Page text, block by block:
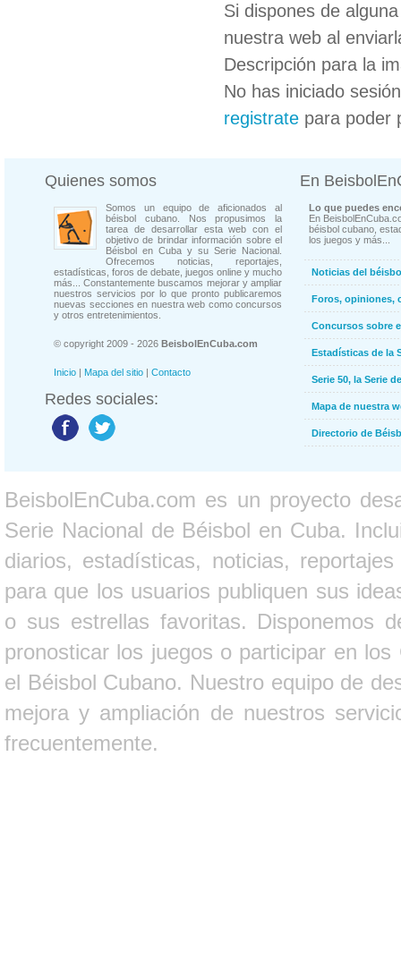
Si dispones de
nuestra web al
Descripción para la
No has iniciado
registrate para poder
Quienes somos
Somos un equipo de aficionados al
béisbol cubano. Nos propusimos la
tarea de desarrollar esta web con el
objetivo de brindar información sobre el
Béisbol en Cuba y su Serie Nacional.
Ofrecemos noticias, reportajes,
estadísticas, foros de debate, juegos online y mucho
más... Constantemente buscamos mejorar y ampliar
nuestros servicios por lo que pronto publicaremos
nuevas secciones en nuestra web como concursos
y otros entretenimientos.
© copyright 2009 - 2026 BeisbolEnCuba.com
Inicio | Mapa del sitio | Contacto
Redes sociales:
En
Lo que puedes
En
béisbol cubano,
los juegos y más...
Noticias del
Foros, opiniones,
Concursos sobre
Estadísticas de la
Serie 50, la Serie
Mapa de nuestra
Directorio de
BeisbolEnCuba.com es un proyecto
Serie Nacional de Béisbol en Cuba.
diarios, estadísticas, noticias,
para que los usuarios publiquen sus
o sus estrellas favoritas. Disponemos
pronosticar los juegos o participar en
el Béisbol Cubano. Nuestro equipo de
mejora y ampliación de nuestros
frecuentemente.